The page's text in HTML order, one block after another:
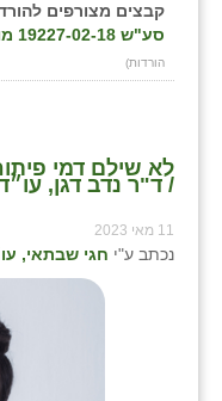
קבצים מצורפים
סע"ש 19227-02-18 מוחמד גביר נ' אברהם שלי
הורדות)
לא שילם דמי
/ ד"ר נדב דגן,
11 מאי 2023
נכתב ע"י חגי שבתאי,